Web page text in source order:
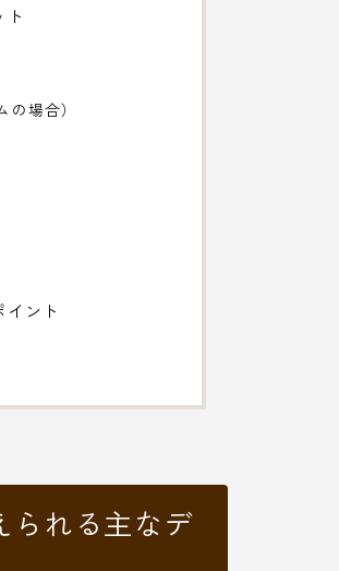
場合）
ント
られる主なデ